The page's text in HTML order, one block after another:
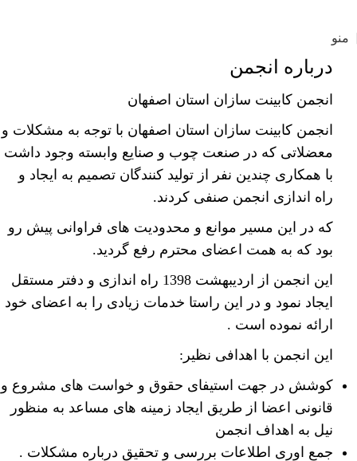
منو
درباره انجمن
انجمن کابینت سازان استان اصفهان
انجمن کابینت سازان استان اصفهان با توجه به مشکلات و
معضلاتی که در صنعت چوب و صنایع وابسته وجود داشت
با همکاری چندین نفر از تولید کنندگان تصمیم به ایجاد و
راه اندازی انجمن صنفی کردند.
که در این مسیر موانع و محدودیت های فراوانی پیش رو
بود که به همت اعضای محترم رفع گردید.
این انجمن از اردیبهشت 1398 راه اندازی و دفتر مستقل
ایجاد نمود و در این راستا خدمات زیادی را به اعضای خود
ارائه نموده است .
این انجمن با اهدافی نظیر:
کوشش در جهت استیفای حقوق و خواست های مشروع و
قانونی اعضا از طریق ایجاد زمینه های مساعد به منظور
نیل به اهداف انجمن
جمع اوری اطلاعات بررسی و تحقیق درباره مشکلات .